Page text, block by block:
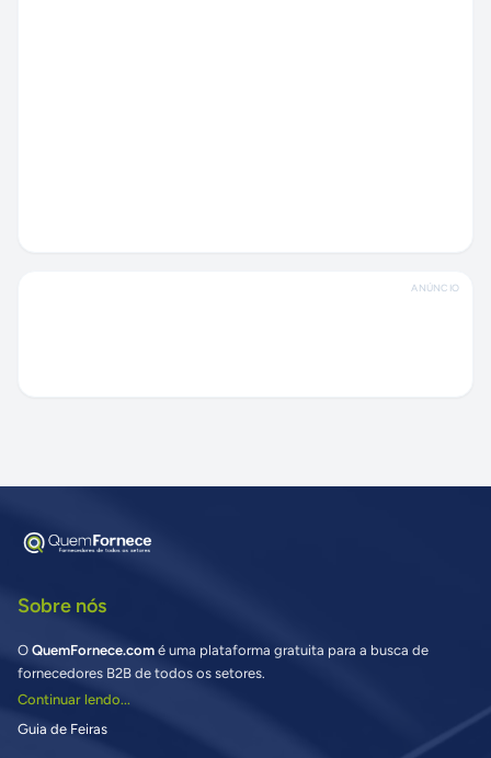
ANÚNCIO
Sobre nós
O QuemFornece.com é uma plataforma gratuita para a busca de
fornecedores B2B de todos os setores.
Continuar lendo...
Guia de Feiras